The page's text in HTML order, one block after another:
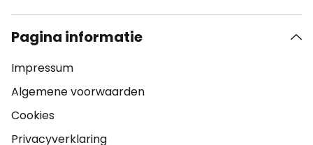
Pagina informatie
Impressum
Algemene voorwaarden
Cookies
Privacyverklaring